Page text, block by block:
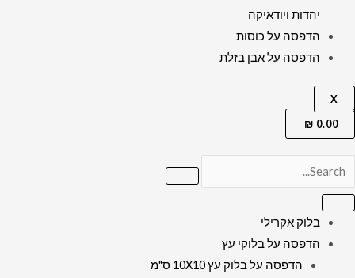
יהדות ויודאיקה
הדפסה על כוסות
הדפסה על אבן בזלת
X
0.00
₪
בלוק אקרילי
הדפסה על בלוקי עץ
הדפסה על בלוק עץ 10X10 ס"מ